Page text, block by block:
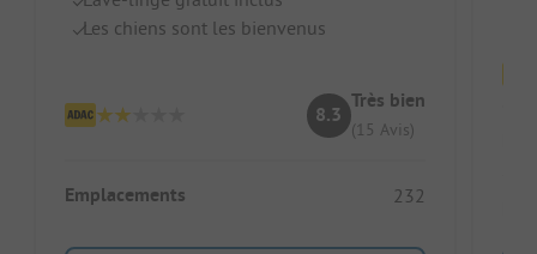
Les chiens sont les bienvenus
8.3
Très bien
(15 Avis)
Emplacements 232